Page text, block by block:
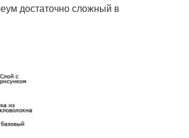
достаточно сложный в